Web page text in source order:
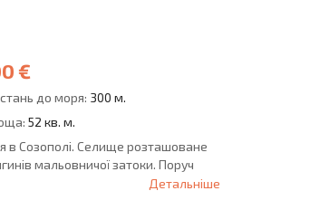
€
до моря: 300 м.
52 кв. м.
в Созополі. Селище розташоване
мальовничої затоки. Поруч
Детальніше